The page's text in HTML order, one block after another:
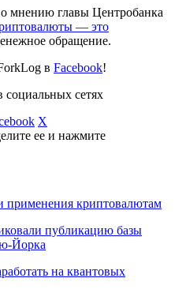
мнению главы Центробанка
— это
обращение.
в Facebook!
сетях
X
ее и нажмите
применения криптовалютам
публикацию базы
Йорка
на квантовых